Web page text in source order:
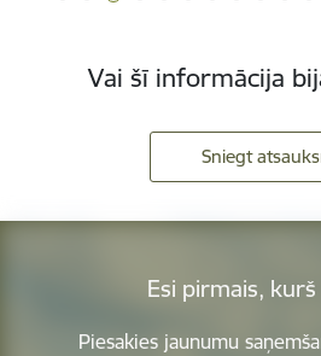
Vai šī informācija
Sniegt
Esi pirmais, kurš
Piesakies jaunumu